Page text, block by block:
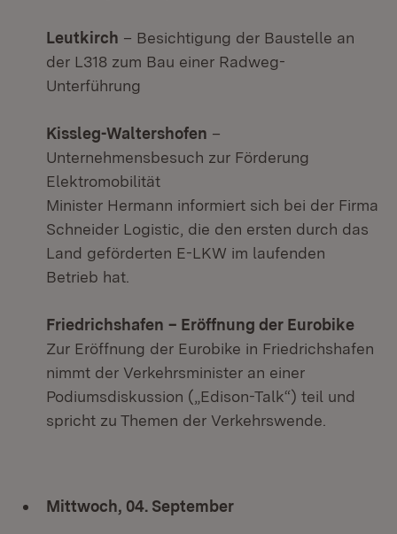
Leutkirch – Besichtigung der Baustelle an
der L318 zum Bau einer Radweg-
Unterführung
Kissleg-Waltershofen –
Unternehmensbesuch zur Förderung
Elektromobilität
Minister Hermann informiert sich bei der Firma
Schneider Logistic, die den ersten durch das
Land geförderten E-LKW im laufenden
Betrieb hat.
Friedrichshafen – Eröffnung der Eurobike
Zur Eröffnung der Eurobike in Friedrichshafen
nimmt der Verkehrsminister an einer
Podiumsdiskussion („Edison-Talk“) teil und
spricht zu Themen der Verkehrswende.
Mittwoch, 04. September